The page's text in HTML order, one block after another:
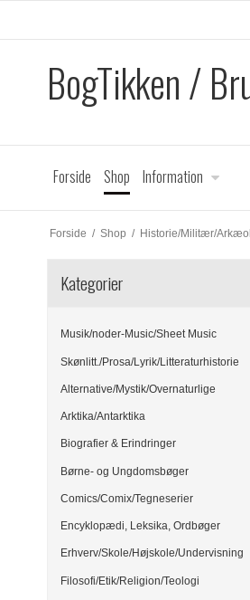
BogTikken /
Forside Shop Information
Forside / Shop / Historie/Militær/
Kategorier
Musik/noder-Music/Sheet Music
Skønlitt./Prosa/Lyrik/Litteraturhistorie
Alternative/Mystik/Overnaturlige
Arktika/Antarktika
Biografier & Erindringer
Børne- og Ungdomsbøger
Comics/Comix/Tegneserier
Encyklopædi, Leksika, Ordbøger
Erhverv/Skole/Højskole/Undervisning
Filosofi/Etik/Religion/Teologi